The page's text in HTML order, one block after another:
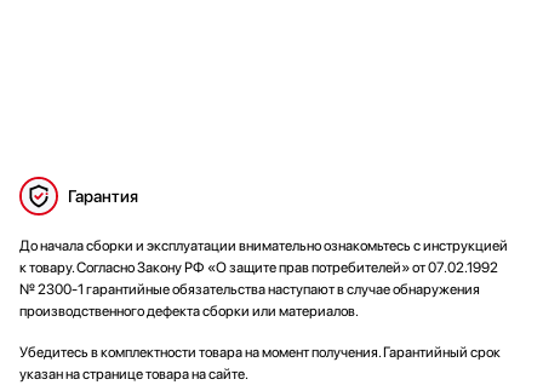
Гарантия
До начала сборки и эксплуатации внимательно ознакомьтесь с инструкцией
к товару. Согласно Закону РФ «О защите прав потребителей» от 07.02.1992
№ 2300-1 гарантийные обязательства наступают в случае обнаружения
производственного дефекта сборки или материалов.
Убедитесь в комплектности товара на момент получения. Гарантийный срок
указан на странице товара на сайте.